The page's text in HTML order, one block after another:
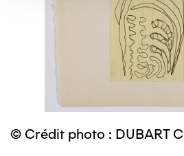
© Crédit photo : DUBART